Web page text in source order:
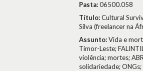
Pasta:06500.058
Título:Cultural
Silva (freelancer na
Assunto:Vida e
Timor-Leste;
violência; mortes;
solidariedade;